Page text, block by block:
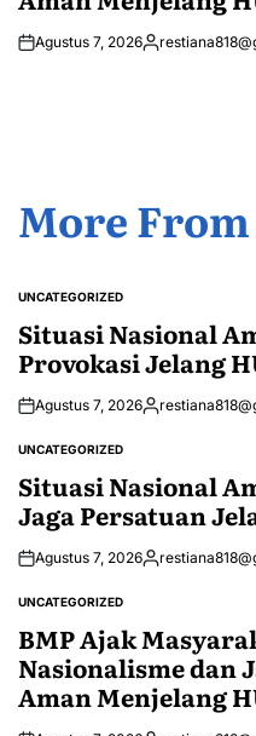
Agustus 7, 2026Posted
More
POSTED
IN
UNCATEGORIZED
Situasi Nasional
Provokasi Jelang
Agustus 7, 2026Posted
POSTED
IN
UNCATEGORIZED
Situasi Nasional
Jaga Persatuan
Agustus 7, 2026Posted
POSTED
UNCATEGORIZED
BMP Ajak
Nasionalisme dan
Aman Menjelang